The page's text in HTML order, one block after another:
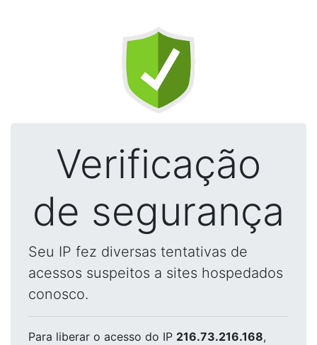
Verificação
de segurança
Seu IP fez diversas tentativas de
acessos suspeitos a sites hospedados
conosco.
Para liberar o acesso do IP 216.73.216.168,